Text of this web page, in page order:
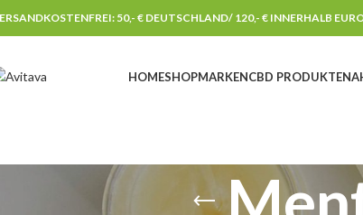
50,- € DEUTSCHLAND/ 120,- € INNERHALB
HOMESHOPMARKENCBD PRODUKTE